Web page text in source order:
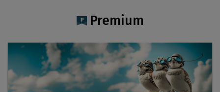
im Zentrum des Münchner KI-Ökosystems.
Premium